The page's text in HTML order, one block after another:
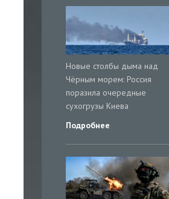
Новые столбы дыма над
Чёрным морем: Россия
поразила очередные
сухогрузы Киева
Подробнее